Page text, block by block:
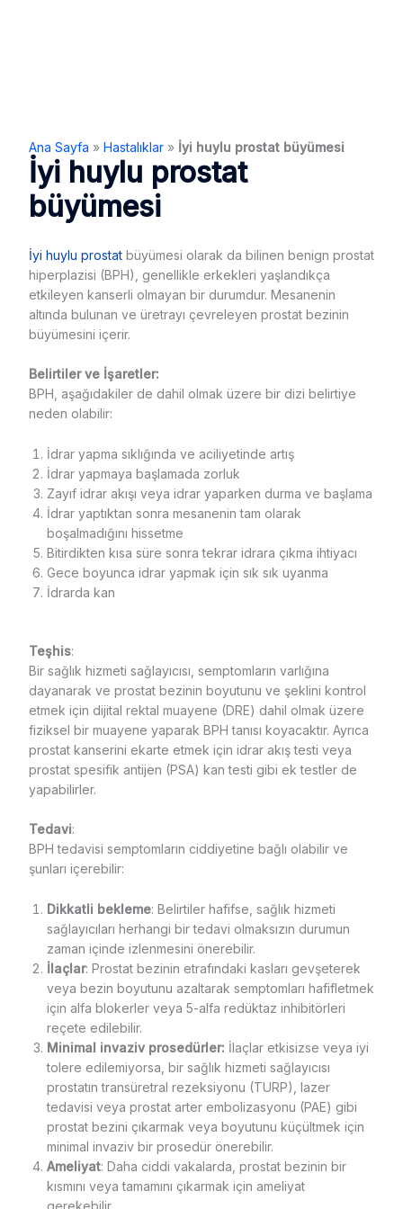
Ana Sayfa » Hastalıklar» İyi huylu prostat büyümesi
İyi huylu prostat
büyümesi
İyi huylu prostatbüyümesi olarak da bilinen benign prostat
hiperplazisi (BPH), genellikle erkekleri yaşlandıkça
etkileyen kanserli olmayan bir durumdur. Mesanenin
altında bulunan ve üretrayı çevreleyen prostat bezinin
büyümesini içerir.
Belirtiler ve İşaretler:
BPH, aşağıdakiler de dahil olmak üzere bir dizi belirtiye
neden olabilir:
İdrar yapma sıklığında ve aciliyetinde artış
İdrar yapmaya başlamada zorluk
Zayıf idrar akışı veya idrar yaparken durma ve başlama
İdrar yaptıktan sonra mesanenin tam olarak
boşalmadığını hissetme
Bitirdikten kısa süre sonra tekrar idrara çıkma ihtiyacı
Gece boyunca idrar yapmak için sık sık uyanma
İdrarda kan
Teşhis:
Bir sağlık hizmeti sağlayıcısı, semptomların varlığına
dayanarak ve prostat bezinin boyutunu ve şeklini kontrol
etmek için dijital rektal muayene (DRE) dahil olmak üzere
fiziksel bir muayene yaparak BPH tanısı koyacaktır. Ayrıca
prostat kanserini ekarte etmek için idrar akış testi veya
prostat spesifik antijen (PSA) kan testi gibi ek testler de
yapabilirler.
Tedavi:
BPH tedavisi semptomların ciddiyetine bağlı olabilir ve
şunları içerebilir:
Dikkatli bekleme: Belirtiler hafifse, sağlık hizmeti
sağlayıcıları herhangi bir tedavi olmaksızın durumun
zaman içinde izlenmesini önerebilir.
İlaçlar: Prostat bezinin etrafındaki kasları gevşeterek
veya bezin boyutunu azaltarak semptomları hafifletmek
için alfa blokerler veya 5-alfa redüktaz inhibitörleri
reçete edilebilir.
Minimal invaziv prosedürler: İlaçlar etkisizse veya iyi
tolere edilemiyorsa, bir sağlık hizmeti sağlayıcısı
prostatın transüretral rezeksiyonu (TURP), lazer
tedavisi veya prostat arter embolizasyonu (PAE) gibi
prostat bezini çıkarmak veya boyutunu küçültmek için
minimal invaziv bir prosedür önerebilir.
Ameliyat: Daha ciddi vakalarda, prostat bezinin bir
kısmını veya tamamını çıkarmak için ameliyat
gerekebilir.